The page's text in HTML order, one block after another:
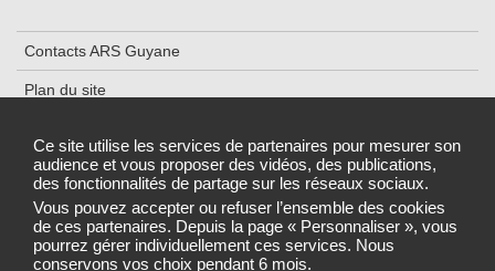
Ce site utilise les services de partenaires pour mesurer son
audience et vous proposer des vidéos, des publications,
des fonctionnalités de partage sur les réseaux sociaux.
Vous pouvez accepter ou refuser l’ensemble des cookies
de ces partenaires. Depuis la page « Personnaliser », vous
pourrez gérer individuellement ces services. Nous
conservons vos choix pendant 6 mois.
Contacts ARS Guyane
Plan du site
Données personnelles et cookies
Gestion des cookies